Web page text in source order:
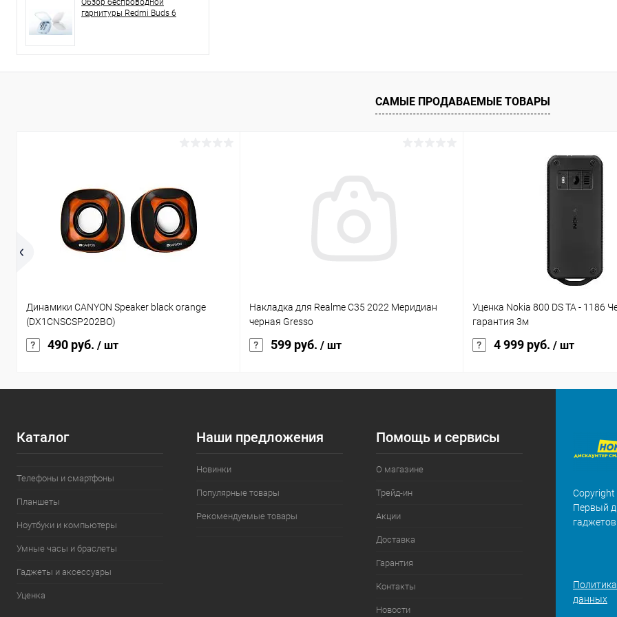
Обзор беспроводной
гарнитуры Redmi Buds 6
САМЫЕ ПРОДАВАЕМЫЕ ТОВАРЫ
Динамики CANYON Speaker black orange
(DX1CNSCSP202BO)
490 руб. / шт
Накладка для Realme C35 2022 Меридиан
черная Gresso
599 руб. / шт
Уценка Nokia 800 DS TA - 1186
гарантия 3м
4 999 руб. / шт
Каталог
Телефоны и смартфоны
Планшеты
Ноутбуки и компьютеры
Умные часы и браслеты
Гаджеты и аксессуары
Уценка
Наши предложения
Новинки
Популярные товары
Рекомендуемые товары
Помощь и сервисы
О магазине
Трейд-ин
Акции
Доставка
Гарантия
Контакты
Новости
Copyright
Первый
данных